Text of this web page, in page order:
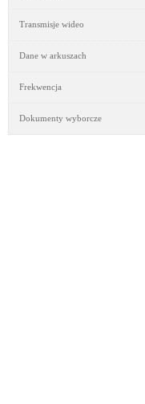
Transmisje wideo
Dane w arkuszach
Frekwencja
Dokumenty wyborcze